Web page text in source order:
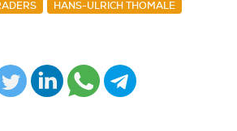
HANS-ULRICH THOMALE